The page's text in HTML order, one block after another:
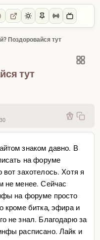
Поздоровайся тут
тут
знаком давно. В
на форуме
захотелось. Хотя я
не менее. Сейчас
на форуме просто
кроме битка, эфира и
не знал. Благодарю за
расписано. Лайк и